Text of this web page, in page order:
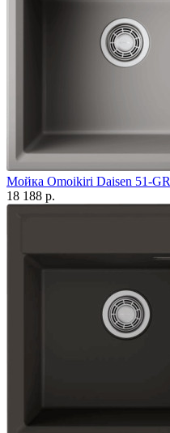
Мойка Omoikiri Daisen 51-GR
18 188 р.